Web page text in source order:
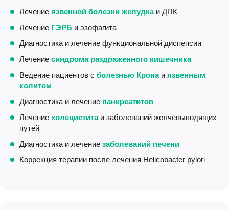
Лечение язвенной болезни желудкаи ДПК
Лечение ГЭРБ и эзофагита
Диагностика и лечение функциональной диспепсии
Лечение синдрома раздраженного кишечника
Ведение пациентов с болезнью Кронаи язвенным
колитом
Диагностика и лечение панкреатитов
Лечение холециститаи заболеваний желчевыводящих
путей
Диагностика и лечение заболеваний печени
Коррекция терапии после лечения Helicobacter pylori